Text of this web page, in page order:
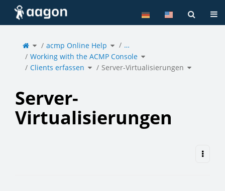
Home
Toggle
the
parent
tree
of
Server-
Virtualisierungen.
acmp Online Help Toggle
the
hierarchy
tree
under
acmp
Online
Help.
…
Working with the ACMP Console Toggle
the
hierarchy
tree
under
Working
with
the
Clients erfassen Toggle
the
hierarchy
tree
Server-Virtualisierungen Toggle
the
hierarchy
tree
Server-
Virtualisierungen